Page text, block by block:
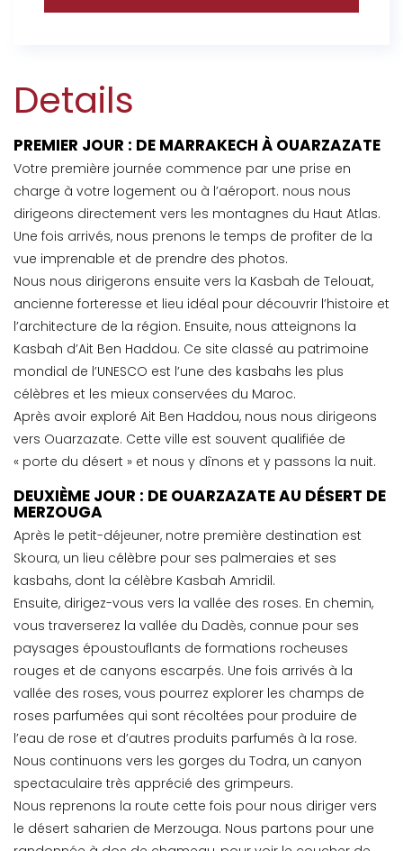
Details
PREMIER JOUR : DE MARRAKECH À OUARZAZATE
Votre première journée commence par une prise en
charge à votre logement ou à l’aéroport. nous nous
dirigeons directement vers les montagnes du Haut Atlas.
Une fois arrivés, nous prenons le temps de profiter de la
vue imprenable et de prendre des photos.
Nous nous dirigerons ensuite vers la Kasbah de Telouat,
ancienne forteresse et lieu idéal pour découvrir l’histoire et
l’architecture de la région. Ensuite, nous atteignons la
Kasbah d’Ait Ben Haddou. Ce site classé au patrimoine
mondial de l’UNESCO est l’une des kasbahs les plus
célèbres et les mieux conservées du Maroc.
Après avoir exploré Ait Ben Haddou, nous nous dirigeons
vers Ouarzazate. Cette ville est souvent qualifiée de
« porte du désert » et nous y dînons et y passons la nuit.
DEUXIÈME JOUR : DE OUARZAZATE AU DÉSERT DE
MERZOUGA
Après le petit-déjeuner, notre première destination est
Skoura, un lieu célèbre pour ses palmeraies et ses
kasbahs, dont la célèbre Kasbah Amridil.
Ensuite, dirigez-vous vers la vallée des roses. En chemin,
vous traverserez la vallée du Dadès, connue pour ses
paysages époustouflants de formations rocheuses
rouges et de canyons escarpés. Une fois arrivés à la
vallée des roses, vous pourrez explorer les champs de
roses parfumées qui sont récoltées pour produire de
l’eau de rose et d’autres produits parfumés à la rose.
Nous continuons vers les gorges du Todra, un canyon
spectaculaire très apprécié des grimpeurs.
Nous reprenons la route cette fois pour nous diriger vers
le désert saharien de Merzouga. Nous partons pour une